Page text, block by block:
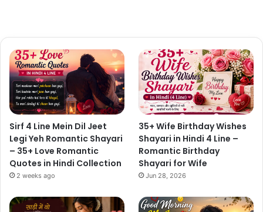
Sirf 4 Line Mein Dil Jeet
Legi Yeh Romantic Shayari
– 35+ Love Romantic
Quotes in Hindi Collection
2 weeks ago
35+ Wife Birthday Wishes
Shayari in Hindi 4 Line –
Romantic Birthday
Shayari for Wife
Jun 28, 2026